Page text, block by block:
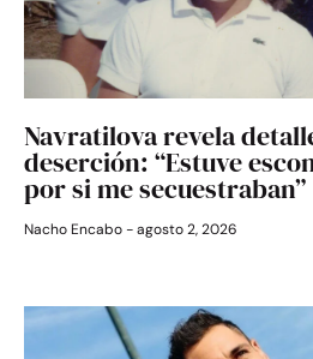
Navratilova revela
deserción: “Estuve
por si me secuestraban”
Nacho Encabo agosto 2, 2026